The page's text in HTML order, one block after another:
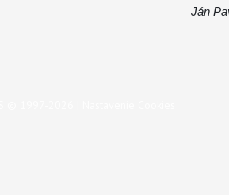
Ján